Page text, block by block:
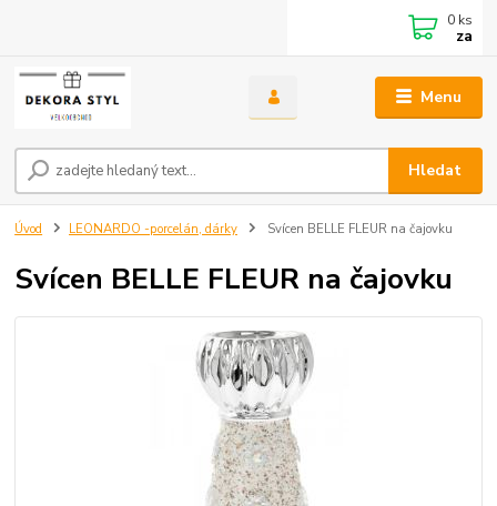
Menu
Hledat
0 ks
za
Úvod LEONARDO -porcelán, dárky Svícen BELLE FLEUR na čajovku
Svícen BELLE FLEUR na čajovku